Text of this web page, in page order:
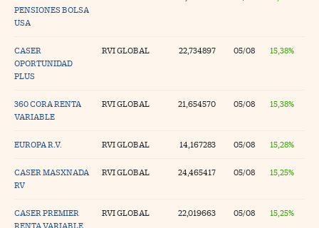
PENSIONES BOLSA
USA
CASER
OPORTUNIDAD
PLUS
RVI GLOBAL 22,734897 05/08 15,38%
360 CORA RENTA
VARIABLE
RVI GLOBAL 21,654570 05/08 15,38%
EUROPA R.V. RVI GLOBAL 14,167283 05/08 15,28%
CASER MASXNADA
RV
RVI GLOBAL 24,465417 05/08 15,25%
CASER PREMIER
RENTA VARIABLE
RVI GLOBAL 22,019663 05/08 15,25%